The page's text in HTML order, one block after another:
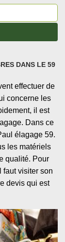
DANS LE 59
effectuer de
concerne les
il est
Dans ce
élagage 59.
les matériels
qualité. Pour
faut visiter son
devis qui est